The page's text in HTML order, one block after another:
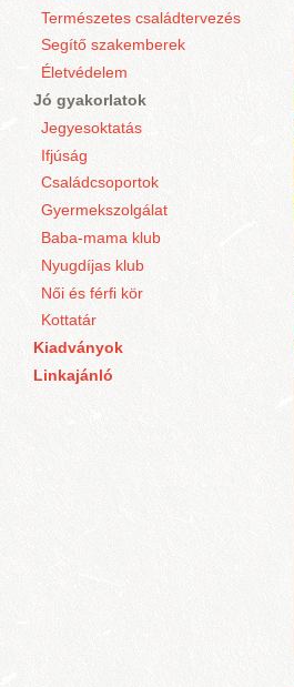
Természetes családtervezés
Segítő szakemberek
Életvédelem
Jó gyakorlatok
Jegyesoktatás
Ifjúság
Családcsoportok
Gyermekszolgálat
Baba-mama klub
Nyugdíjas klub
Női és férfi kör
Kottatár
Kiadványok
Linkajánló